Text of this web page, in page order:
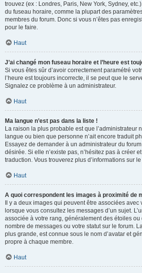
trouvez (ex : Londres, Paris, New York, Sydney,
du fuseau horaire, comme la plupart des
membres du forum. Donc si vous n’êtes pas
pour le faire.
Haut
J’ai changé mon fuseau horaire et l’heure est
Si vous êtes sûr d’avoir correctement paramétré
l’heure est toujours incorrecte, il se peut que le
Signalez ce problème à un administrateur.
Haut
Ma langue n’est pas dans la liste !
La raison la plus probable est que l’administrateur
langue ou bien que personne n’ait encore traduit
Essayez de demander à un administrateur du
désirée. Si elle n’existe pas, n’hésitez pas à créer
traduction. Vous trouverez plus d’informations sur
Haut
A quoi correspondent les images à proximité de
Il y a deux images qui peuvent être associées avec
lorsque vous consultez les messages d’un sujet.
associée à votre rang, généralement des étoiles
nombre de messages ou votre statut sur le forum.
plus grande, est connue sous le nom d’avatar et
propre à chaque membre.
Haut